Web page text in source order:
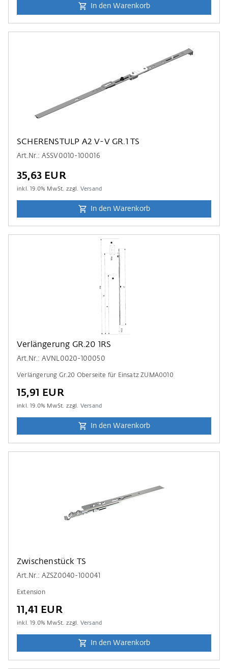
In den Warenkorb
SCHERENSTULP A2 V-V GR.1 TS
Art.Nr.: ASSV0010-100016
35,63 EUR
inkl.19.0% MwSt. zzgl. Versand
In den Warenkorb
Verlängerung GR.20 1RS
Art.Nr.: AVNL0020-100050
Verlängerung Gr.20 Oberseite für Einsatz ZUMA0010
15,91 EUR
inkl.19.0% MwSt. zzgl. Versand
In den Warenkorb
Zwischenstück TS
Art.Nr.: AZSZ0040-100041
Extension
11,41 EUR
inkl.19.0% MwSt. zzgl. Versand
In den Warenkorb